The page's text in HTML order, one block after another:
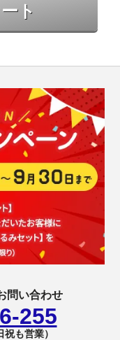
ト
問い合わせ
255
も営業）